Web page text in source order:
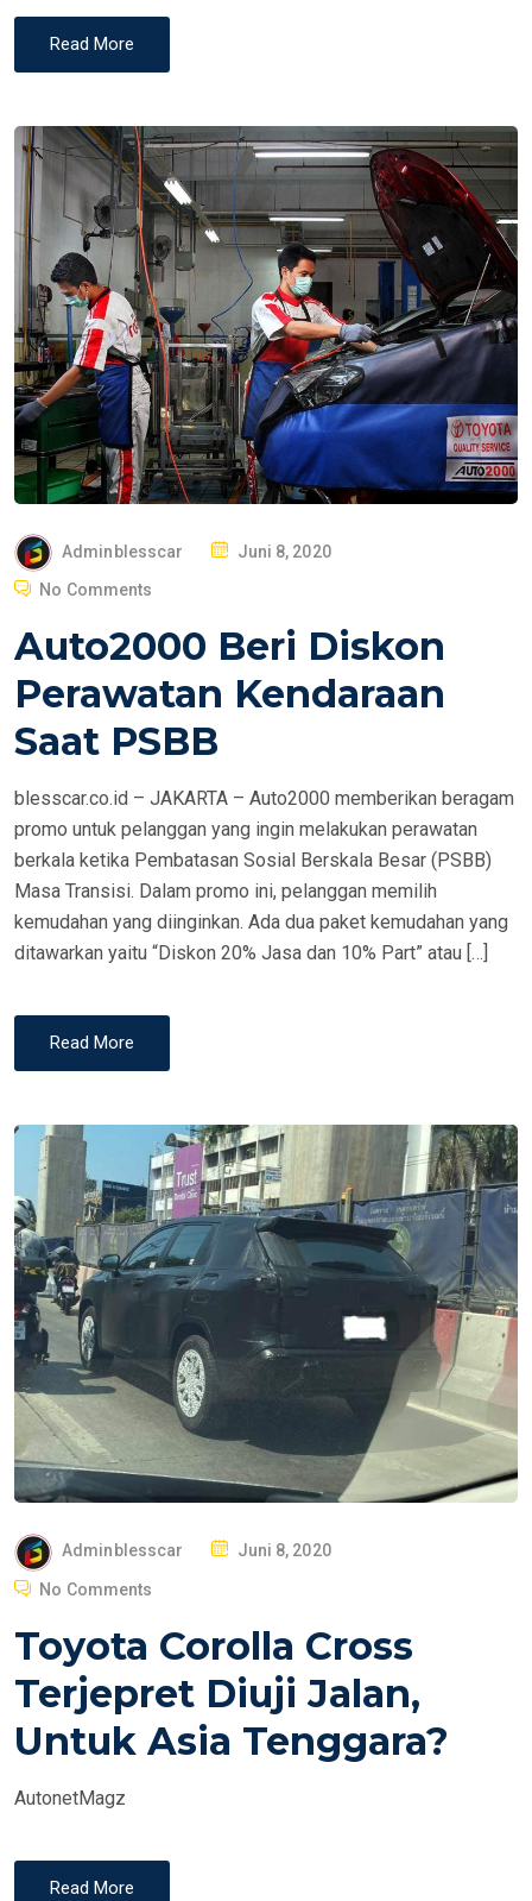
Read More
Adminblesscar
T
Juni 8, 2020
No Comments
Auto2000 Beri Diskon
Perawatan Kendaraan
Saat PSBB
blesscar.co.id – JAKARTA – Auto2000 memberikan beragam
promo untuk pelanggan yang ingin melakukan perawatan
berkala ketika Pembatasan Sosial Berskala Besar (PSBB)
Masa Transisi. Dalam promo ini, pelanggan memilih
kemudahan yang diinginkan. Ada dua paket kemudahan yang
ditawarkan yaitu “Diskon 20% Jasa dan 10% Part” atau […]
Read More
Adminblesscar
T
D
O
Juni 8, 2020
No Comments
Toyota Corolla Cross
Terjepret Diuji Jalan,
Untuk Asia Tenggara?
AutonetMagz
Read More